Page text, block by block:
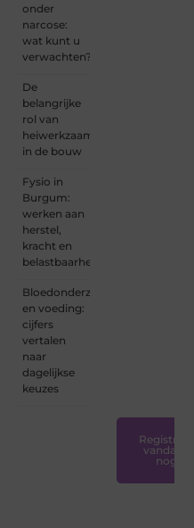
onder
narcose:
wat kunt u
verwachten?
De
belangrijke
rol van
heiwerkzaamheden
in de bouw
Fysio in
Burgum:
werken aan
herstel,
kracht en
belastbaarheid
Bloedonderzoek
en voeding:
cijfers
vertalen
naar
dagelijkse
keuzes
Registreer
vandaag
nog